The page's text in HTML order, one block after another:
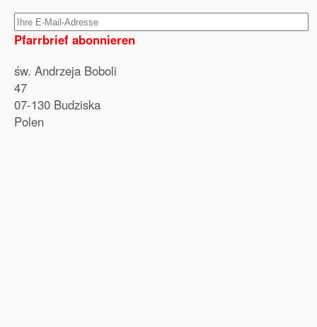
Pfarrbrief abonnieren
św. Andrzeja Boboli
47
07-130 Budziska
Polen